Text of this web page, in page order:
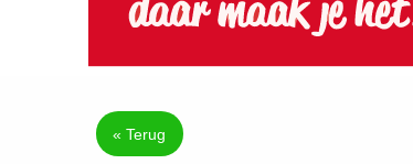
« Terug